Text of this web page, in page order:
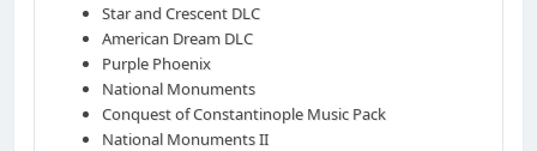
Star and Crescent DLC
American Dream DLC
Purple Phoenix
National Monuments
Conquest of Constantinople Music Pack
National Monuments II